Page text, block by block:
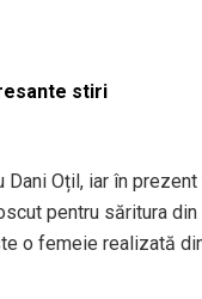
stiri
Dani Oțil, iar în
pentru săritura
o femeie realizată